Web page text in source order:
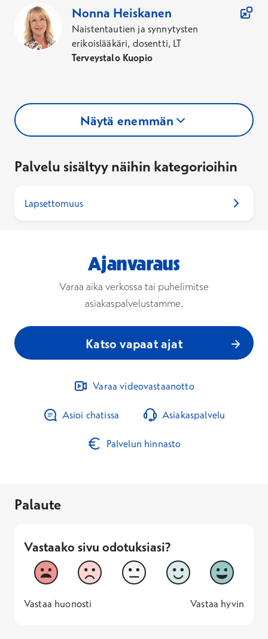
Nonna Heiskanen
Naistentautien ja synnytysten
erikoislääkäri, dosentti, LT
Terveystalo Kuopio
Näytä enemmän
Palvelu sisältyy näihin kategorioihin
Lapsettomuus
Ajanvaraus
Varaa aika verkossa tai puhelimitse
asiakaspalvelustamme.
Katso vapaat ajat
Varaa videovastaanotto
Asioi chatissa Asiakaspalvelu
Palvelun hinnasto
Palaute
Vastaako sivu odotuksiasi?
Vastaako sivu odotuksiasi?
1
Vastaa huonosti
2 3 4
5
Vastaa
1 -
Vastaa huonosti
— 5 -
Vastaa hyvin